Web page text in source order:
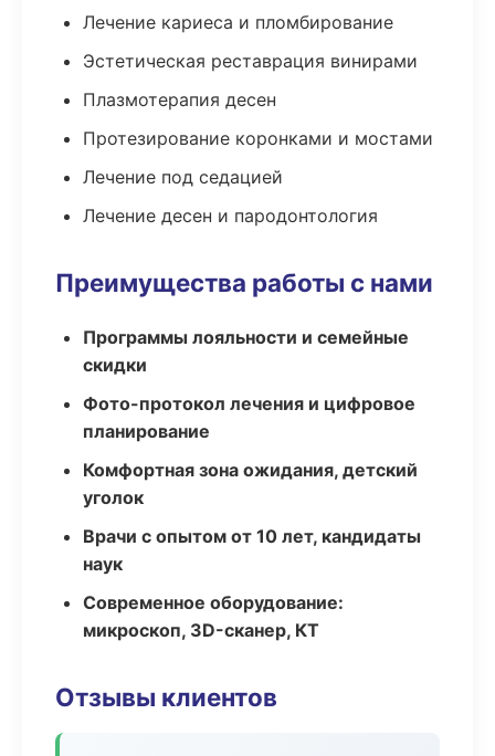
Лечение кариеса и пломбирование
Эстетическая реставрация винирами
Плазмотерапия десен
Протезирование коронками и мостами
Лечение под седацией
Лечение десен и пародонтология
Преимущества работы с нами
Программы лояльности и семейные
скидки
Фото-протокол лечения и цифровое
планирование
Комфортная зона ожидания, детский
уголок
Врачи с опытом от 10 лет, кандидаты
наук
Современное оборудование:
микроскоп, 3D-сканер, КТ
Отзывы клиентов